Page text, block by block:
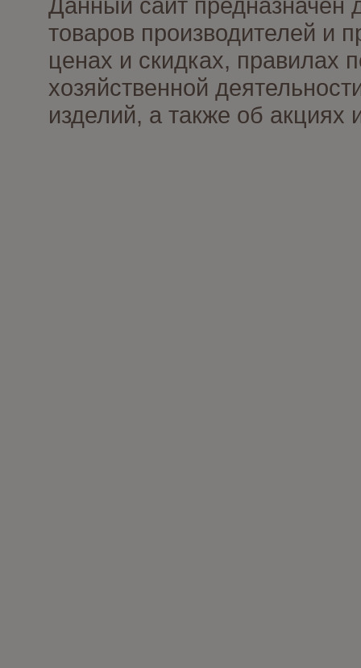
товаров производителей и
ценах и скидках, правилах
хозяйственной
изделий, а также об